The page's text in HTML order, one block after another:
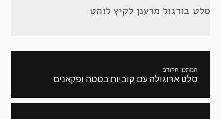
סלט בורגול מרענן לקיץ לוהט
המתכון הקודם
מתכון
סלט ארוגולה עם קוביות בטטה ופקאנים